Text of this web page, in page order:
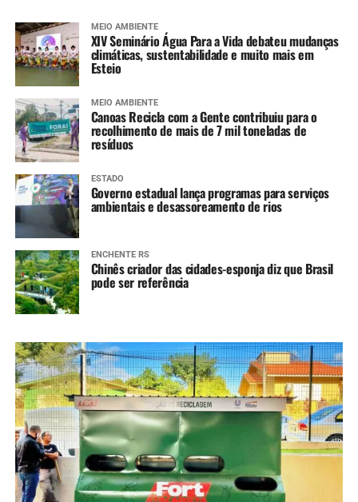
MEIO AMBIENTE
XIV Seminário Água Para a Vida debateu mudanças
climáticas, sustentabilidade e muito mais em
Esteio
MEIO AMBIENTE
Canoas Recicla com a Gente contribuiu para o
recolhimento de mais de 7 mil toneladas de
resíduos
ESTADO
Governo estadual lança programas para serviços
ambientais e desassoreamento de rios
ENCHENTE RS
Chinês criador das cidades-esponja diz que Brasil
pode ser referência